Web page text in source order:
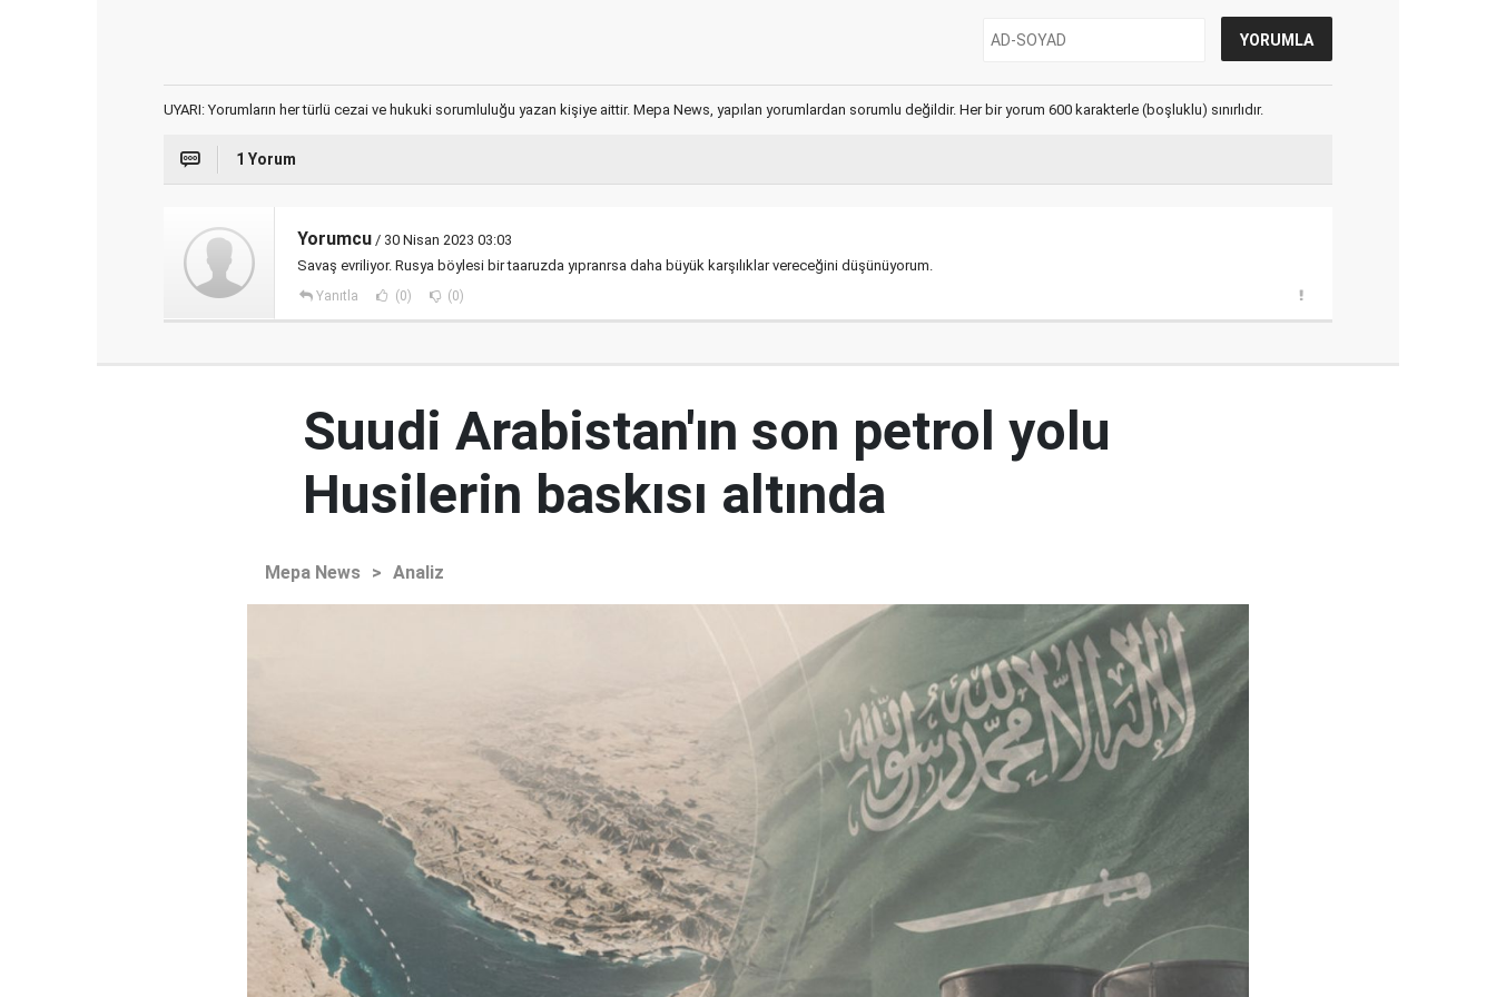
UYARI: Yorumların her türlü cezai ve hukuki sorumluluğu yazan kişiye aittir. Mepa News, yapılan yorumlardan sorumlu değildir. Her bir yorum 600 karakterle (boşluklu) sınırlıdır.
1 Yorum
Yorumcu / 30 Nisan 2023 03:03
Savaş evriliyor. Rusya böylesi bir taaruzda yıpranrsa daha büyük karşılıklar vereceğini düşünüyorum.
Yanıtla (0) (0)
Suudi Arabistan'ın son petrol yolu
Husilerin baskısı altında
Mepa News > Analiz